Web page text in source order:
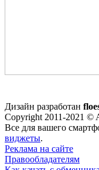
Дизайн разработан
Copyright 2011-2021 ©
Все для вашего
виджеты.
Реклама на сайте
Правообладателям